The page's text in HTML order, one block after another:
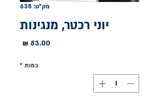
מק"ט: 638
יוני רכטר, מנגינות
כמות *